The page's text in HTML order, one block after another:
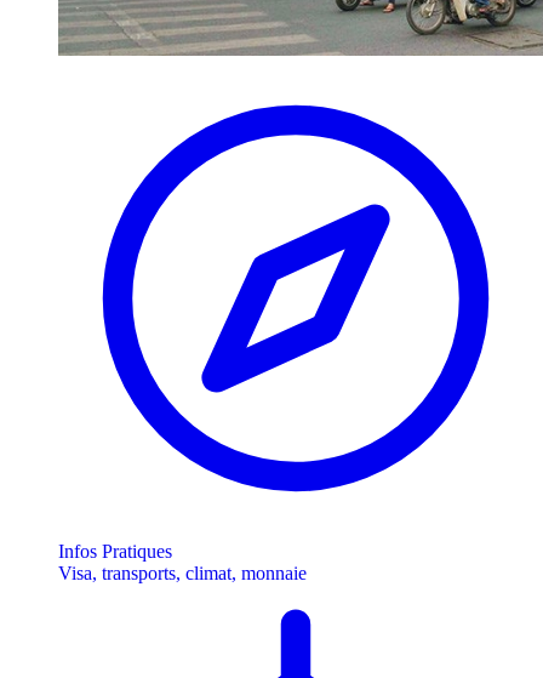
Infos Pratiques
Visa, transports, climat, monnaie